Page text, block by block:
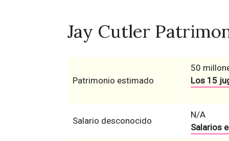
Jay Cutler
Patrimonio estimado
50
Los 15
Salario desconocido
N/A
Salarios